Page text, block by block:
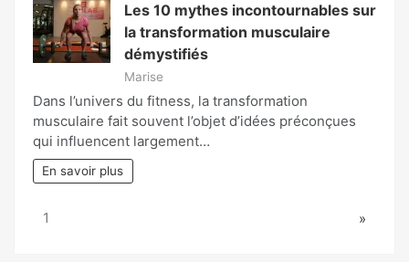
Les 10 mythes incontournables sur
la transformation musculaire
démystifiés
Marise
Dans l’univers du fitness, la transformation
musculaire fait souvent l’objet d’idées préconçues
qui influencent largement…
En savoir plus
Page:
1 Next
»